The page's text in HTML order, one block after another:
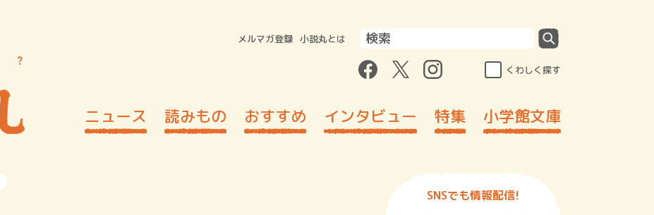
メルマガ登録 小説丸とは
くわしく探す
ニュース 読みもの おすすめ インタビュー 特集 小学館文庫
SNSでも情報配信!